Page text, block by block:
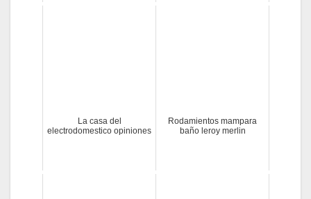
La casa del
electrodomestico opiniones
Rodamientos mampara
baño leroy merlin